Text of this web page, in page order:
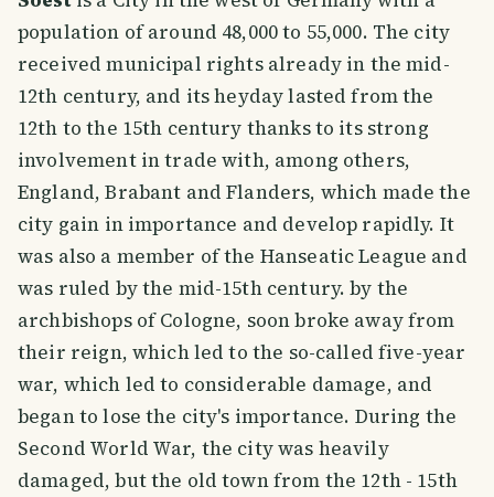
population of around 48,000 to 55,000. The city
received municipal rights already in the mid-
12th century, and its heyday lasted from the
12th to the 15th century thanks to its strong
involvement in trade with, among others,
England, Brabant and Flanders, which made the
city gain in importance and develop rapidly. It
was also a member of the Hanseatic League and
was ruled by the mid-15th century. by the
archbishops of Cologne, soon broke away from
their reign, which led to the so-called five-year
war, which led to considerable damage, and
began to lose the city's importance. During the
Second World War, the city was heavily
damaged, but the old town from the 12th - 15th